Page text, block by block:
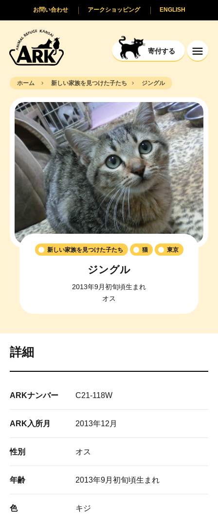
寄付する
ENGLISH
アークショッピング
お問い合わせ
ホーム 新しい家族を見つけた子たち ジングル
新しい家族を見つけた子たち 猫 東京
ジングル
2013年9月初旬頃生まれ
オス
詳細
ARKナンバー C21-118W
ARK入所月 2013年12月
性別 オス
年齢 2013年9月初旬頃生まれ
色 キジ